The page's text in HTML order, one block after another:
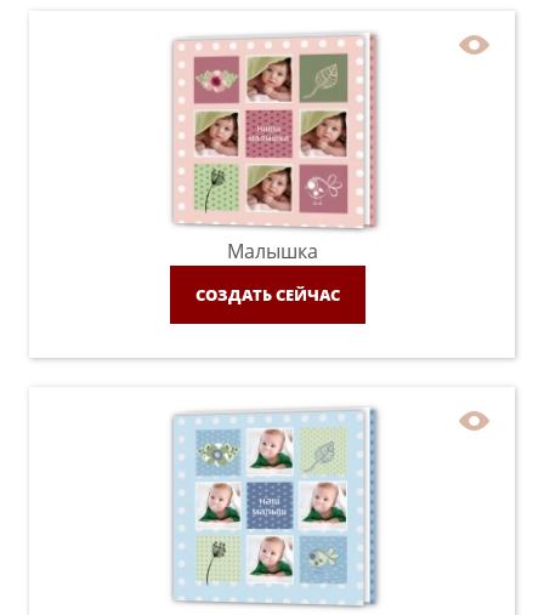
Малышка
СОЗДАТЬ СЕЙЧАС